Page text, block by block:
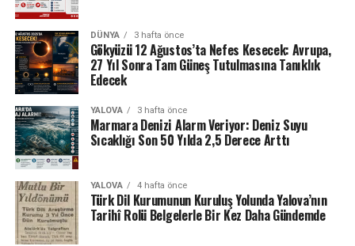
DÜNYA 3 hafta önce
Gökyüzü 12 Ağustos’ta Nefes Kesecek: Avrupa,
27 Yıl Sonra Tam Güneş Tutulmasına Tanıklık
Edecek
YALOVA 3 hafta önce
Marmara Denizi Alarm Veriyor: Deniz Suyu
Sıcaklığı Son 50 Yılda 2,5 Derece Arttı
YALOVA 4 hafta önce
Türk Dil Kurumunun Kuruluş Yolunda Yalova’nın
Tarihî Rolü Belgelerle Bir Kez Daha Gündemde